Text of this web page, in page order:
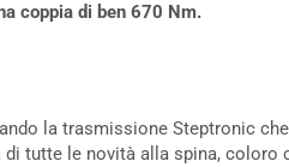
coppia di ben 670 Nm.
la trasmissione Steptronic
tutte le novità alla spina, coloro